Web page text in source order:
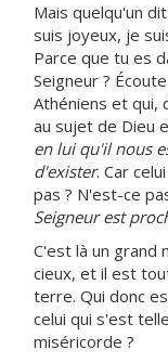
Mais quelqu'un
suis joyeux, je
Parce que tu es
Seigneur ?
Athéniens et qui,
au sujet de Dieu
en lui qu'il nous
d'exister. Car
pas ? N'est-ce
Seigneur est
C'est là un grand
cieux, et il est
terre. Qui donc
celui qui s'est
miséricorde ?